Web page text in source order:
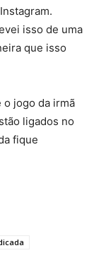
isso de uma
que isso
o jogo da irmã
ligados no
fique